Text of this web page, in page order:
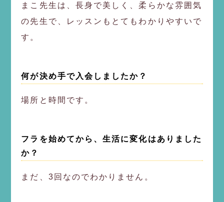
まこ先生は、長身で美しく、柔らかな雰囲気
の先生で、レッスンもとてもわかりやすいで
す。
何が決め手で入会しましたか？
場所と時間です。
フラを始めてから、生活に変化はありました
か？
まだ、3回なのでわかりません。